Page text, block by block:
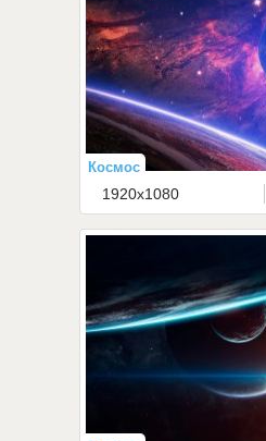
Космос
1920x1080